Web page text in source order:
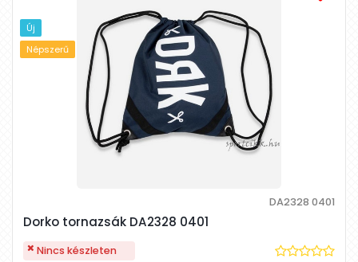
Dorko tornazsák DA2328 0401
DA2328 0401
Nincs készleten
Új
Népszerű